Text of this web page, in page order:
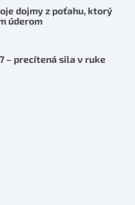
dojmy z poťahu, ktorý
úderom
– precítená sila v ruke